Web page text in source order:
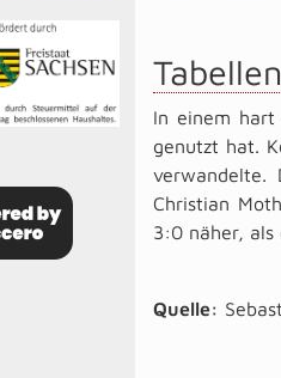
In einem hart
genutzt hat.
verwandelte.
Christian
3:0 näher, als
Quelle: